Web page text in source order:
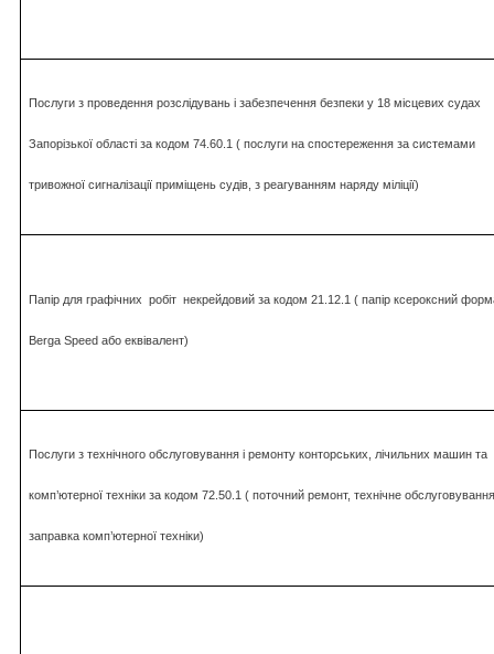
Послуги з проведення розслідувань і забезпечення безпеки у 18 місцевих судах
Запорізької області за кодом 74.60.1 ( послуги на спостереження за системами
тривожної сигналізації приміщень судів, з реагуванням наряду міліції)
Папір для графічних робіт некрейдовий за кодом 21.12.1 ( папір ксероксний
Berga Speed або еквівалент)
Послуги з технічного обслуговування і ремонту конторських, лічильних машин та
комп’ютерної техніки за кодом 72.50.1 ( поточний ремонт, технічне
заправка комп’ютерної техніки)